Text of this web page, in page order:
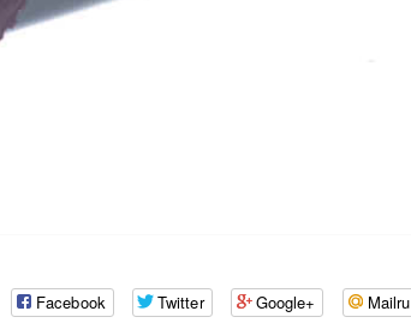
Facebook Twitter Google+ Mailru